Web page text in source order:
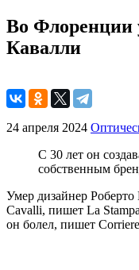
Во Флоренции
Кавалли
24 апреля 2024
С 30 лет он
собственным
Умер дизайнер Роберто
Cavalli, пишет La
он болел, пишет